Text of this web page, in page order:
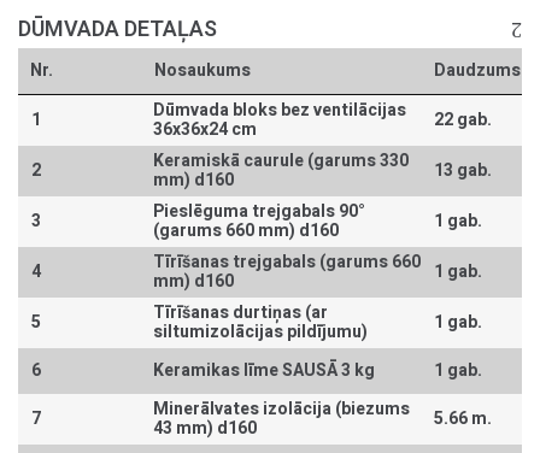
DŪMVADA DETAĻAS
Nr. Nosaukums
Daudzums
1
Dūmvada bloks bez ventilācijas
36x36x24 cm
22 gab.
2
Keramiskā caurule (garums 330
mm) d160
13 gab.
3
Pieslēguma trejgabals 90°
(garums 660 mm) d160
1 gab.
4
Tīrīšanas trejgabals (garums 660
mm) d160
1 gab.
5
Tīrīšanas durtiņas (ar
siltumizolācijas pildījumu)
1 gab.
6
Keramikas līme SAUSĀ 3 kg
1 gab.
7
Minerālvates izolācija (biezums
43 mm) d160
5.66 m.